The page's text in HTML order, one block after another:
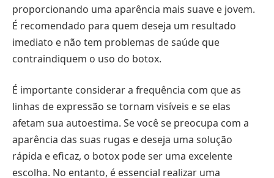
proporcionando uma aparência mais suave e jovem.
É recomendado para quem deseja um resultado
imediato e não tem problemas de saúde que
contraindiquem o uso do botox.
É importante considerar a frequência com que as
linhas de expressão se tornam visíveis e se elas
afetam sua autoestima. Se você se preocupa com a
aparência das suas rugas e deseja uma solução
rápida e eficaz, o botox pode ser uma excelente
escolha. No entanto, é essencial realizar uma